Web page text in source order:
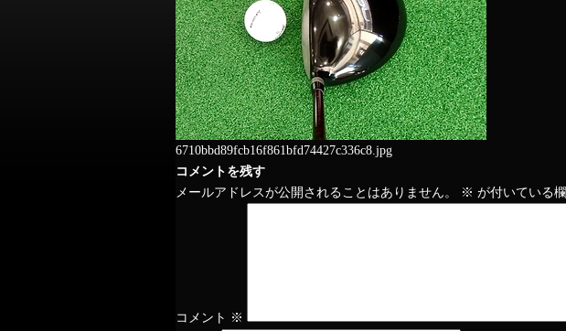
6710bbd89fcb16f861bfd74427c336c8.jpg
コメントを残す
メールアドレスが公開されることはありません。
※ が付いている
コメント ※